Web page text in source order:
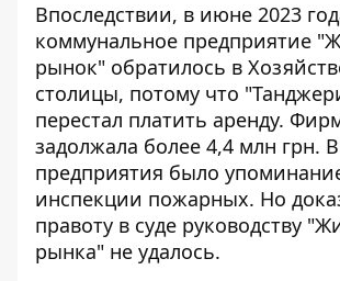
Впоследствии, в июне 2023
коммунальное предприятие
рынок" обратилось в
столицы, потому что
перестал платить аренду.
задолжала более 4,4 млн грн.
предприятия было
инспекции пожарных. Но
правоту в суде руководству
рынка" не удалось.